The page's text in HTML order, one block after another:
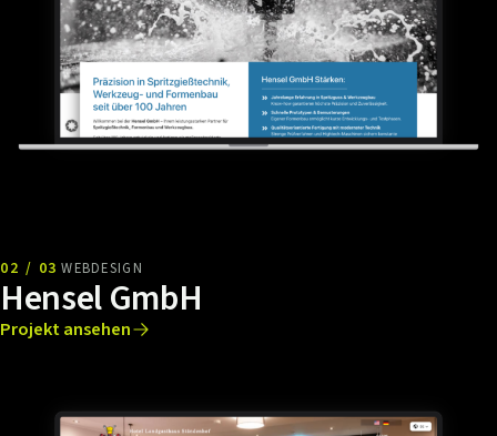
02 / 03 WEBDESIGN
Hensel GmbH
Projekt ansehen